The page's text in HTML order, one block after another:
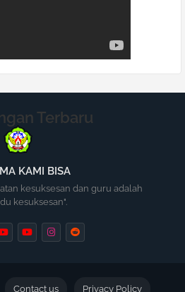
Terbaru
KAMI BISA
kesuksesan dan guru adalah
kesuksesan".
Contact us Privacy Policy